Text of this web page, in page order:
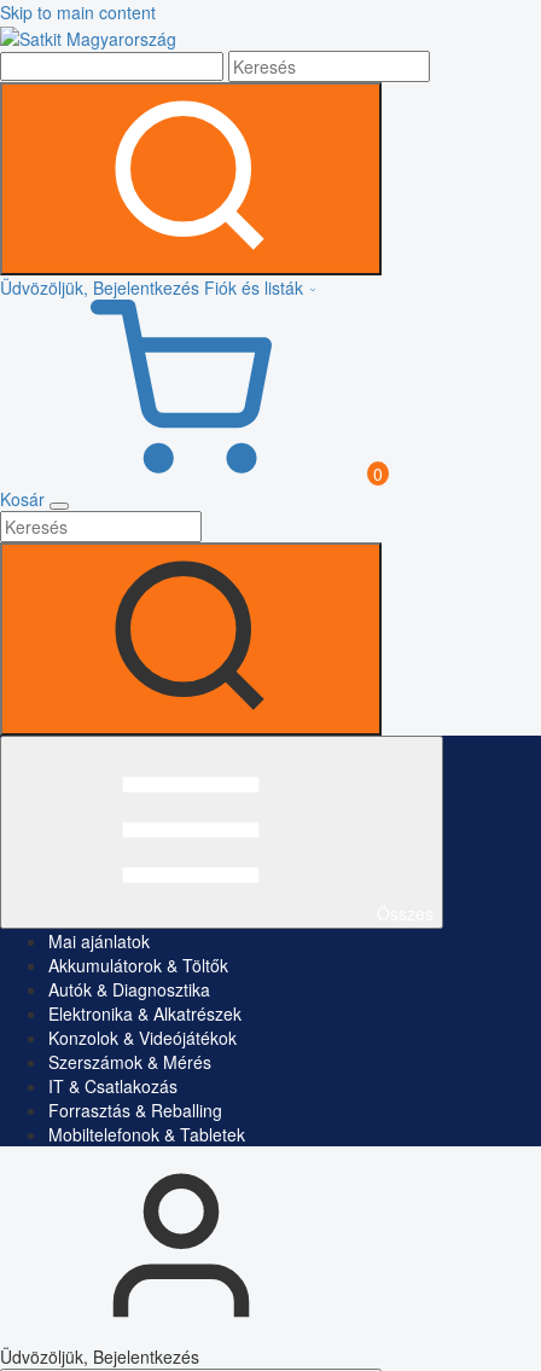
Skip to main content
Üdvözöljük, Bejelentkezés Fiók és listák
0
Kosár
Mai ajánlatok
Akkumulátorok & Töltők
Autók & Diagnosztika
Elektronika & Alkatrészek
Konzolok & Videójátékok
Szerszámok & Mérés
IT & Csatlakozás
Forrasztás & Reballing
Mobiltelefonok & Tabletek
Üdvözöljük, Bejelentkezés